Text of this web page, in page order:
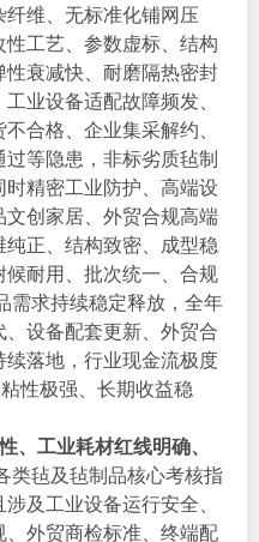
维、无标准化铺网压
工艺、参数虚标、结构
衰减快、耐磨隔热密封
业设备适配故障频发、
合格、企业集采解约、
等隐患，非标劣质毡制
精密工业防护、高端设
创家居、外贸合规高端
正、结构致密、成型稳
耐用、批次统一、合规
需求持续稳定释放，全年
设备配套更新、外贸合
落地，行业现金流极度
性极强、长期收益稳
、工业耗材红线明确、
类毡及毡制品核心考核指
及工业设备运行安全、
外贸商检标准、终端配